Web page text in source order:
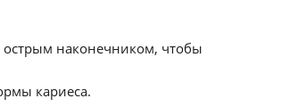
острым наконечником, чтобы
кариеса.